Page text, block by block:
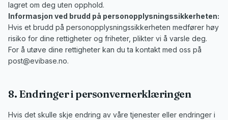
lagret om deg uten opphold.
Informasjon ved brudd på personopplysningssikkerheten:
Hvis et brudd på personopplysningssikkerheten medfører høy
risiko for dine rettigheter og friheter, plikter vi å varsle deg.
For å utøve dine rettigheter kan du ta kontakt med oss på
post@evibase.no.
8. Endringer i personvernerklæringen
Hvis det skulle skje endring av våre tjenester eller endringer i